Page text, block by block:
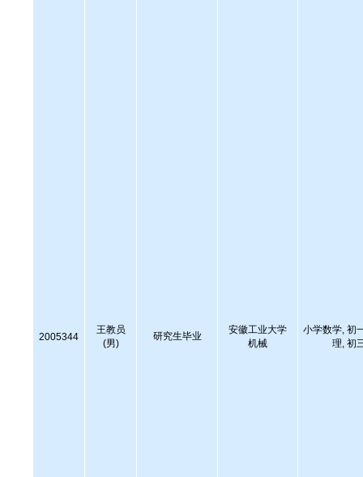
2005344
王教员
(男)
研究生毕业
安徽工业大学
机械
小学数学, 初
理, 初